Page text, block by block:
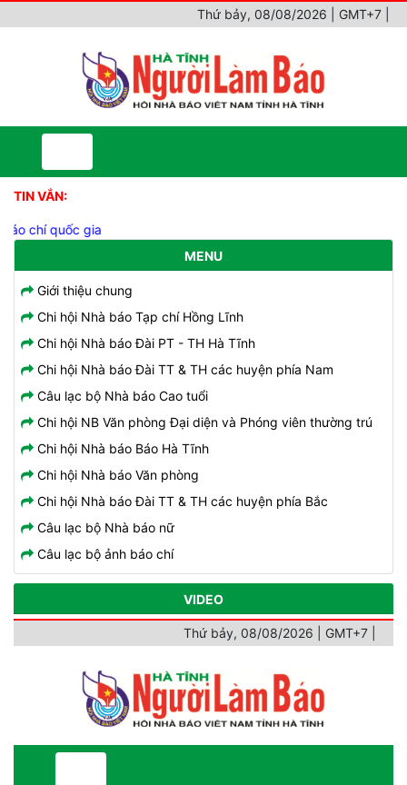
Thứ bảy, 08/08/2026 | GMT+7
TIN VẮN:
chí quốc gia
MENU
Giới thiệu chung
Chi hội Nhà báo Tạp chí Hồng Lĩnh
Chi hội Nhà báo Đài PT - TH Hà Tĩnh
Chi hội Nhà báo Đài TT & TH các huyện phía Nam
Câu lạc bộ Nhà báo Cao tuổi
Chi hội NB Văn phòng Đại diện và Phóng viên thường trú
Chi hội Nhà báo Báo Hà Tĩnh
Chi hội Nhà báo Văn phòng
Chi hội Nhà báo Đài TT & TH các huyện phía Bắc
Câu lạc bộ Nhà báo nữ
Câu lạc bộ ảnh báo chí
VIDEO